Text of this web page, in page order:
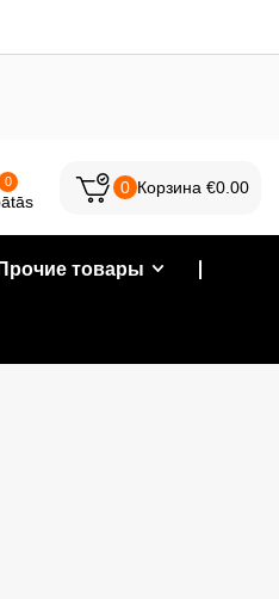
0 0 Корзина €0.00
Прочие товары